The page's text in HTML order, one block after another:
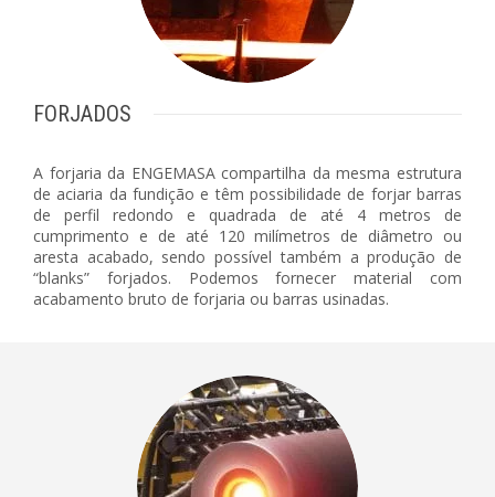
FORJADOS
A forjaria da ENGEMASA compartilha da mesma estrutura
de aciaria da fundição e têm possibilidade de forjar barras
de perfil redondo e quadrada de até 4 metros de
cumprimento e de até 120 milímetros de diâmetro ou
aresta acabado, sendo possível também a produção de
“blanks” forjados. Podemos fornecer material com
acabamento bruto de forjaria ou barras usinadas.